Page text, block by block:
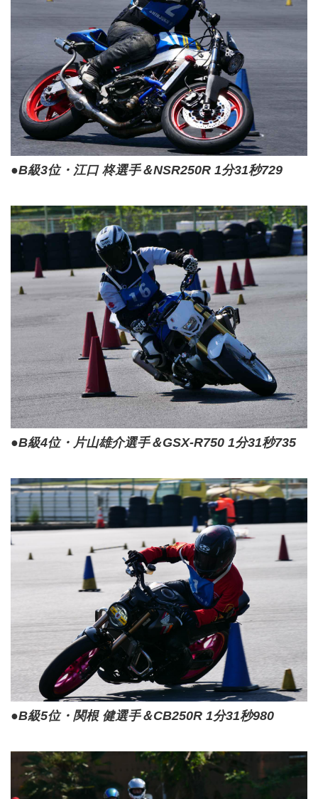
●B級3位・江口 柊選手＆NSR250R 1分31秒729
●B級4位・片山雄介選手＆GSX-R750 1分31秒735
●B級5位・関根 健選手＆CB250R 1分31秒980